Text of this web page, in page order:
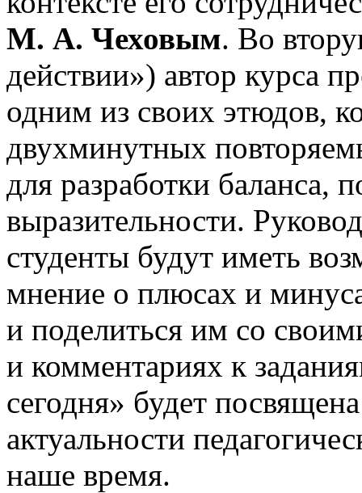
М. А. Чеховым. Во
действии») автор курса
одним из своих этюдов,
двухминутных
для разработки баланса,
выразительности.
студенты будут иметь
мнение о плюсах и
и поделиться им со
и комментариях к
сегодня» будет
актуальности
наше время.